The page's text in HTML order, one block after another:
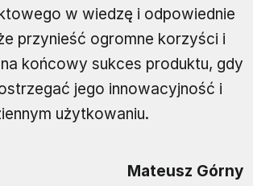
w wiedzę i odpowiednie
przynieść ogromne korzyści i
końcowy sukces produktu, gdy
jego innowacyjność i
użytkowaniu.
Mateusz Górny